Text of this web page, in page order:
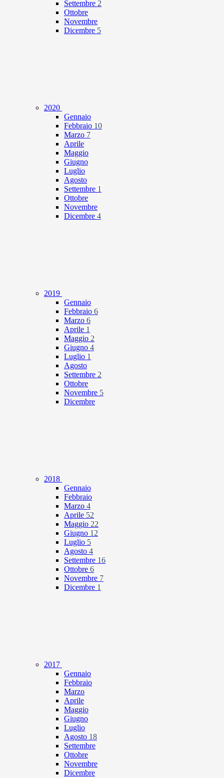
Settembre 2
Ottobre
Novembre
Dicembre 5
2020
Gennaio
Febbraio 10
Marzo 7
Aprile
Maggio
Giugno
Luglio
Agosto
Settembre 1
Ottobre
Novembre
Dicembre 4
2019
Gennaio
Febbraio 6
Marzo 6
Aprile 1
Maggio 2
Giugno 4
Luglio 1
Agosto
Settembre 2
Ottobre
Novembre 5
Dicembre
2018
Gennaio
Febbraio
Marzo 4
Aprile 52
Maggio 22
Giugno 12
Luglio 5
Agosto 4
Settembre 16
Ottobre 6
Novembre 7
Dicembre 1
2017
Gennaio
Febbraio
Marzo
Aprile
Maggio
Giugno
Luglio
Agosto 18
Settembre
Ottobre
Novembre
Dicembre